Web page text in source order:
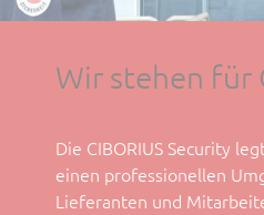
Wir stehen für
Die CIBORIUS Security
einen professionellen
Lieferanten und